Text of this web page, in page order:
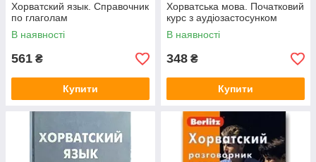
Хорватский язык. Справочник
по глаголам
В наявності
561 ₴
Купити
Хорватська мова. Початковий
курс з аудіозастосунком
В наявності
348 ₴
Купити